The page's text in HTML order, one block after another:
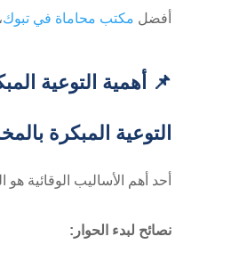
أفضل مكتب محاماة في تبوك
📌 أهمية التوعية
التوعية المبكرة
أحد أهم الأساليب الوقائية
نصائح لبدء الحوار: